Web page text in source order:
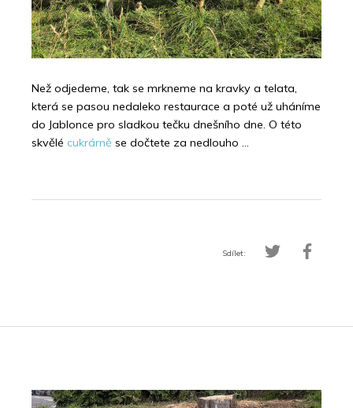
Než odjedeme, tak se mrkneme na kravky a telata,
která se pasou nedaleko restaurace a poté už uháníme
do Jablonce pro sladkou tečku dnešního dne. O této
skvělé cukrárně se dočtete za nedlouho …
Sdílet: